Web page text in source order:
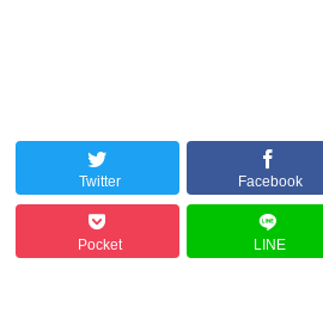
Twitter Facebook
Pocket LINE